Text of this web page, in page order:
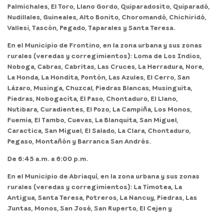
Palmichales, El Toro, Llano Gordo, Quiparadosito, Quiparadó,
Nudillales, Guineales, Alto Bonito, Choromandó, Chichiridó,
Vallesi, Tascón, Pegado, Taparales y Santa Teresa.
En el Municipio de Frontino, en la zona urbana y sus zonas
rurales (veredas y corregimientos): Loma de Los Indios,
Noboga, Cabras, Cabritas, Las Cruces, La Herradura, Nore,
La Honda, La Hondita, Pontón, Las Azules, El Cerro, San
Lázaro, Musinga, Chuzcal, Piedras Blancas, Musinguita,
Piedras, Nobogacita, El Paso, Chontaduro, El Llano,
Nutibara, Curadientes, El Pozo, La Campiña, Los Monos,
Fuemia, El Tambo, Cuevas, La Blanquita, San Miguel,
Caractica, San Miguel, El Salado, La Clara, Chontaduro,
Pegaso, Montañón y Barranca San Andrés.
De 6:45 a.m. a 6:00 p.m.
En el Municipio de Abriaquí, en la zona urbana y sus zonas
rurales (veredas y corregimientos): La Timotea, La
Antigua, Santa Teresa, Potreros, La Nancuy, Piedras, Las
Juntas, Monos, San José, San Ruperto, El Cejen y